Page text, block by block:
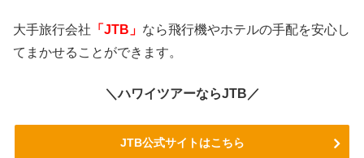
大手旅行会社 「JTB」 なら飛行機やホテルの手配を安心し
てまかせることができます。
＼ハワイツアーならJTB／
JTB公式サイトはこちら